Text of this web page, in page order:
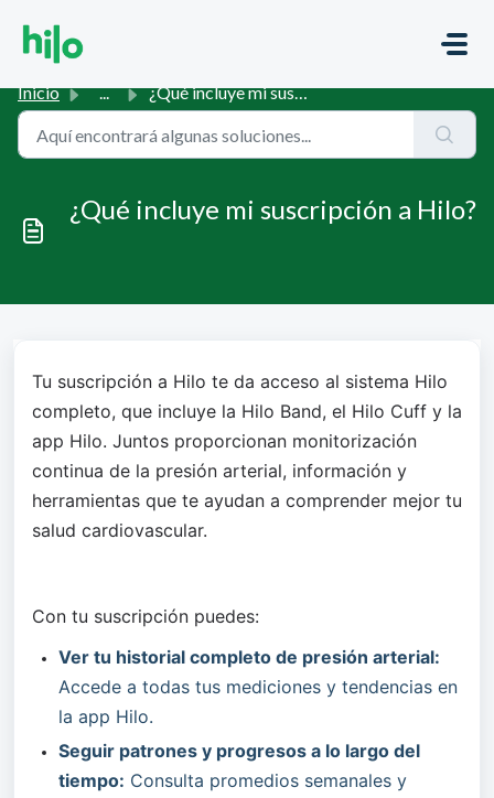
Inicio ... ¿Qué incluye mi suscripción a Hilo?
¿Qué incluye mi suscripción a Hilo?
Tu suscripción a Hilo te da acceso al sistema Hilo
completo, que incluye la Hilo Band, el Hilo Cuff y la
app Hilo. Juntos proporcionan monitorización
continua de la presión arterial, información y
herramientas que te ayudan a comprender mejor tu
salud cardiovascular.
Con tu suscripción puedes:
Ver tu historial completo de presión arterial:
Accede a todas tus mediciones y tendencias en
la app Hilo.
Seguir patrones y progresos a lo largo del
tiempo: Consulta promedios semanales y